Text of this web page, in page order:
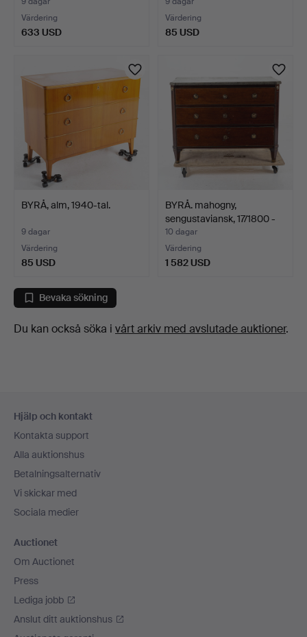
Värdering
633 USD
Värdering
85 USD
BYRÅ, alm, 1940-tal.
9 dagar
Värdering
85 USD
BYRÅ. mahogny,
sengustaviansk, 17/1800 -
t…
10 dagar
Värdering
1 582 USD
Bevaka sökning
Du kan också söka i vårt arkiv med avslutade auktioner.
Hjälp och kontakt
Kontakta support
Alla auktionshus
Betalningsalternativ
Vi skickar med
Sociala medier
Auctionet
Om Auctionet
Press
Lediga jobb
Anslut ditt auktionshus